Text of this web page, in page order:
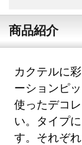
商品紹介
カクテルに
ーションピ
使ったデコ
い。タイプ
す。それぞ